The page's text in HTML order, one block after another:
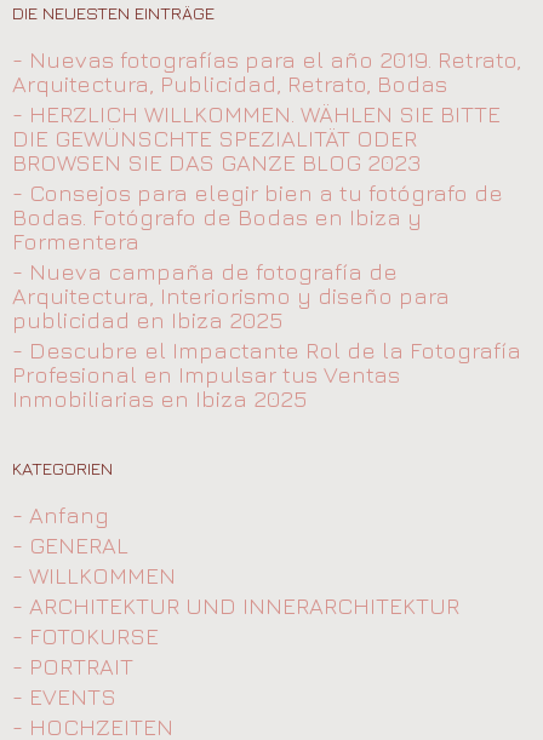
DIE NEUESTEN EINTRÄGE
- Nuevas fotografías para el año 2019. Retrato,
Arquitectura, Publicidad, Retrato, Bodas
- HERZLICH WILLKOMMEN. WÄHLEN SIE BITTE
DIE GEWÜNSCHTE SPEZIALITÄT ODER
BROWSEN SIE DAS GANZE BLOG 2023
- Consejos para elegir bien a tu fotógrafo de
Bodas. Fotógrafo de Bodas en Ibiza y
Formentera
- Nueva campaña de fotografía de
Arquitectura, Interiorismo y diseño para
publicidad en Ibiza 2025
- Descubre el Impactante Rol de la Fotografía
Profesional en Impulsar tus Ventas
Inmobiliarias en Ibiza 2025
KATEGORIEN
- Anfang
- GENERAL
- WILLKOMMEN
- ARCHITEKTUR UND INNERARCHITEKTUR
- FOTOKURSE
- PORTRAIT
- EVENTS
- HOCHZEITEN